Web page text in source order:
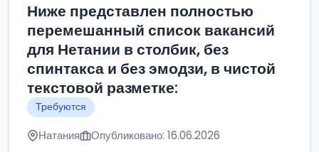
Ниже представлен полностью
перемешанный список вакансий
для Нетании в столбик, без
спинтакса и без эмодзи, в чистой
текстовой разметке:
Требуются
Натания Опубликовано: 16.06.2026